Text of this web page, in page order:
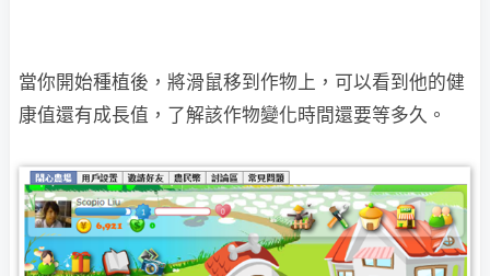
當你開始種植後，將滑鼠移到作物上，可以看到他的健
康值還有成長值，了解該作物變化時間還要等多久。